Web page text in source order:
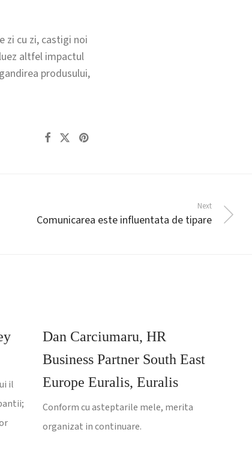
zi cu zi, castigi noi
altfel impactul
produsului,
Next
Comunicarea este influentata de tipare
il
Dan Carciumaru, HR
Business Partner South East
Europe Euralis, Euralis
Conform cu asteptarile mele, merita
organizat in continuare.